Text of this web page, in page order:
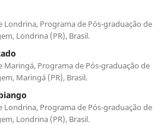
Londrina, Programa de Pós-graduação de
Londrina (PR), Brasil.
Maringá, Programa de Pós-graduação de
Maringá (PR), Brasil.
Londrina, Programa de Pós-graduação de
Londrina (PR), Brasil.